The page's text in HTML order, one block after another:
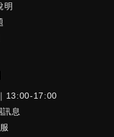
明
13:00-17:00
息